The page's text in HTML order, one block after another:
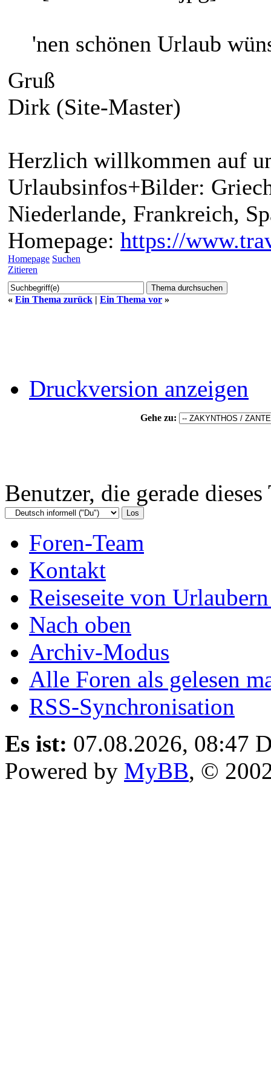
'nen schönen Urlaub
Gruß
Dirk (Site-Master)
Herzlich willkommen auf
Urlaubsinfos+Bilder:
Niederlande, Frankreich,
Homepage: https://
Homepage Suchen
Zitieren
« Ein Thema zurück | Ein Thema vor »
Druckversion anzeigen
Gehe zu:
Benutzer, die gerade
Foren-Team
Kontakt
Reiseseite von
Nach oben
Archiv-Modus
Alle Foren als gelesen
RSS-Synchronisation
Es ist: 07.08.2026, 08:47
Powered by MyBB, ©